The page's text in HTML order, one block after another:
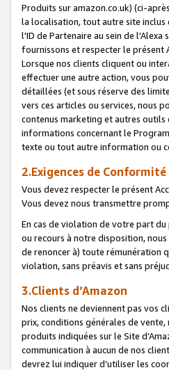
Produits sur amazon.co.uk) (ci-
la localisation, tout autre site inclus
l'ID de Partenaire au sein de
fournissons et respecter le présent
Lorsque nos clients cliquent ou
effectuer une autre action, vous
détaillées (et sous réserve des
vers ces articles ou services, nous
contenus marketing et autres outils
informations concernant le
texte ou tout autre information ou
2.Exigences de
Vous devez respecter le présent
Vous devez nous transmettre
En cas de violation de votre part
ou recours à notre disposition,
de renoncer à) toute rémunération
violation, sans préavis et sans
3.Clients d’Amazon
Nos clients ne deviennent pas vos
prix, conditions générales de
produits indiquées sur le Site
communication à aucun de nos
devrez lui indiquer d’utiliser les